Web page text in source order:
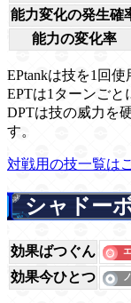
能力変化の発生確
能力の変化率
EPtankは技を1回
EPTは1ターンごと
DPTは技の威力を
す。
対戦用の技一覧は
シャドー
効果ばつぐん
効果今ひとつ